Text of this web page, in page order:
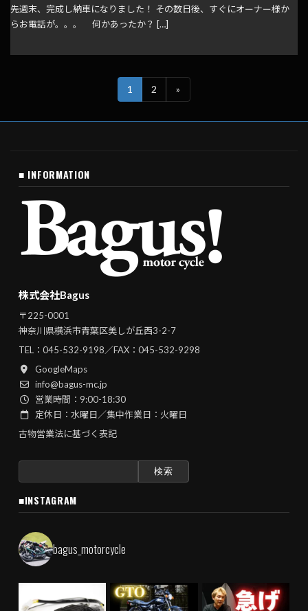
先週末、完成し納車になりました！ その数日後、すぐにオーナー様か
らお電話が。。。 何かあったか？ […]
1 2 »
■ INFORMATION
株式会社Bagus
〒225-0001
神奈川県横浜市青葉区美しが丘西3-2-7
TEL： 045-532-9198／FAX：045-532-9298
GoogleMaps
info@bagus-mc.jp
営業時間：9:00-18:30
定休日：水曜日／集中作業日：火曜日
古物営業法に基づく表記
検
■INSTAGRAM
bagus_motorcycle